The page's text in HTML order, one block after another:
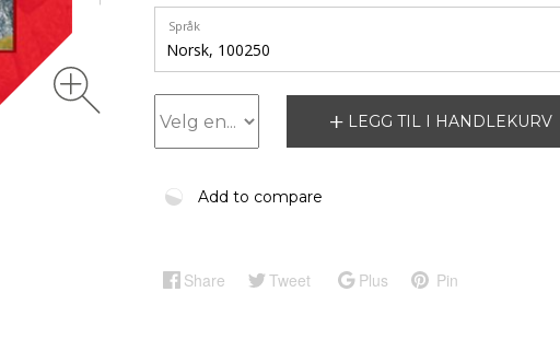
Språk
LEGG TIL I HANDLEKURV
Add to compare
Share Tweet Plus Pin